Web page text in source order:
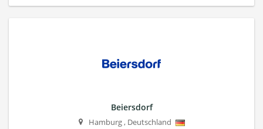
Beiersdorf
Hamburg, Deutschland